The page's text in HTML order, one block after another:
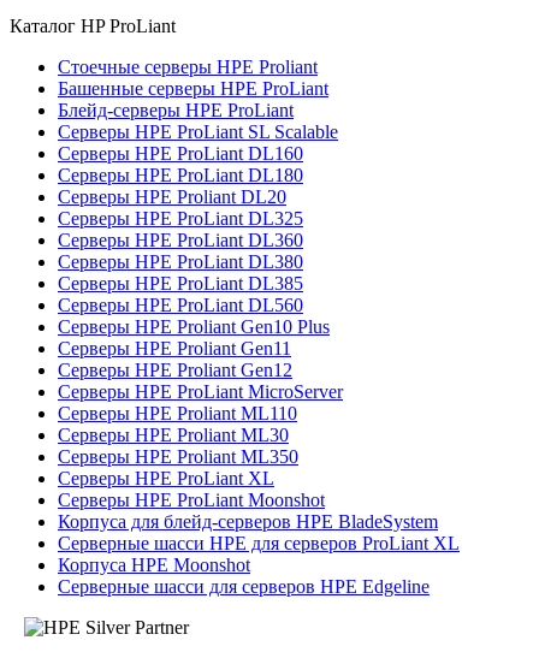
Каталог HP ProLiant
Стоечные серверы HPE Proliant
Башенные серверы HPE ProLiant
Блейд-серверы HPE ProLiant
Серверы HPE ProLiant SL Scalable
Серверы HPE ProLiant DL160
Серверы HPE ProLiant DL180
Серверы HPE Proliant DL20
Серверы HPE ProLiant DL325
Серверы HPE ProLiant DL360
Серверы HPE ProLiant DL380
Серверы HPE ProLiant DL385
Серверы HPE ProLiant DL560
Серверы HPE Proliant Gen10 Plus
Серверы HPE Proliant Gen11
Серверы HPE Proliant Gen12
Серверы HPE ProLiant MicroServer
Серверы HPE Proliant ML110
Серверы HPE Proliant ML30
Серверы HPE Proliant ML350
Серверы HPE ProLiant XL
Серверы HPE ProLiant Moonshot
Корпуса для блейд-серверов HPE BladeSystem
Серверные шасси HPE для серверов ProLiant XL
Корпуса HPE Moonshot
Серверные шасси для серверов HPE Edgeline